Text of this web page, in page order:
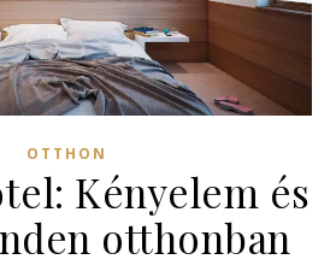
OTTHON
Kényelem és
otthonban